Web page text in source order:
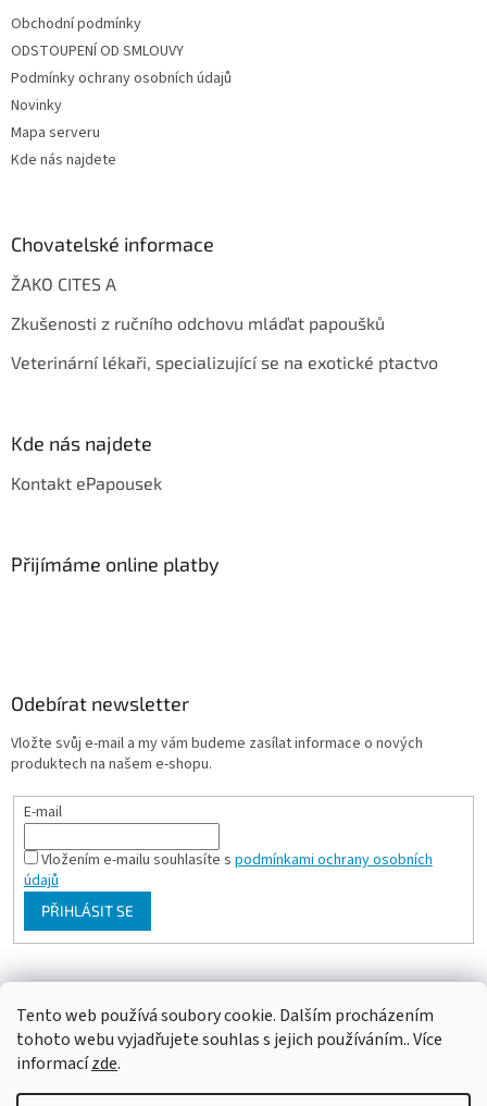
Tento web používá soubory cookie. Dalším procházením
tohoto webu vyjadřujete souhlas s jejich používáním.. Více
informacízde.
Obchodní podmínky
ODSTOUPENÍ OD SMLOUVY
Podmínky ochrany osobních údajů
Novinky
Mapa serveru
Kde nás najdete
Chovatelské informace
ŽAKO CITES A
Zkušenosti z ručního odchovu mláďat papoušků
Veterinární lékaři, specializující se na exotické ptactvo
Kde nás najdete
Kontakt ePapousek
Přijímáme online platby
Odebírat newsletter
Vložte svůj e-mail a my vám budeme zasílat informace o nových
produktech na našem e-shopu.
E-mail
Vložením e-mailu souhlasíte s podmínkami ochrany osobních
údajů
PŘIHLÁSIT SE